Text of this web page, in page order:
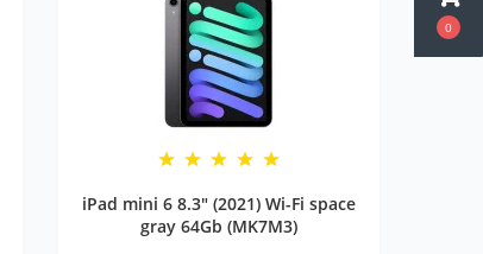
0
iPad mini 6 8.3" (2021) Wi-Fi space
gray 64Gb (MK7M3)